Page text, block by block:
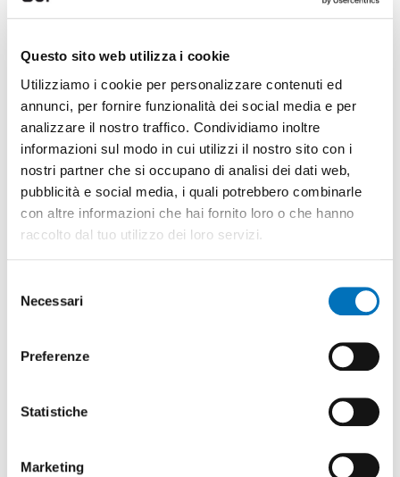
Questo sito web utilizza i cookie
Utilizziamo i cookie per personalizzare contenuti ed
annunci, per fornire funzionalità dei social media e per
analizzare il nostro traffico. Condividiamo inoltre
informazioni sul modo in cui utilizzi il nostro sito con i
nostri partner che si occupano di analisi dei dati web,
pubblicità e social media, i quali potrebbero combinarle
con altre informazioni che hai fornito loro o che hanno
raccolto dal tuo utilizzo dei loro servizi.
delNecessari
Preferenze
Statistiche
Marketing
7